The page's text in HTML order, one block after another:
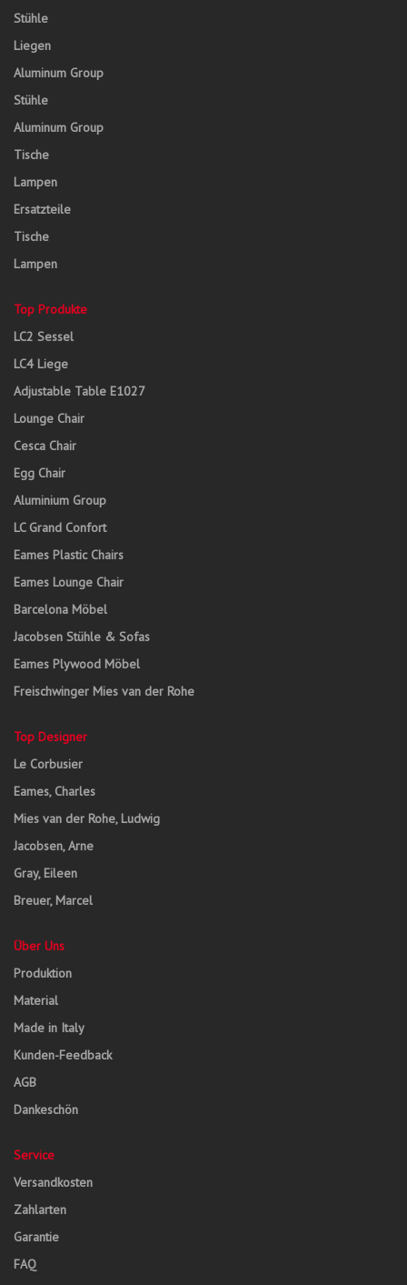
Stühle
Liegen
Aluminum Group
Stühle
Aluminum Group
Tische
Lampen
Ersatzteile
Tische
Lampen
Top Produkte
LC2 Sessel
LC4 Liege
Adjustable Table E1027
Lounge Chair
Cesca Chair
Egg Chair
Aluminium Group
LC Grand Confort
Eames Plastic Chairs
Eames Lounge Chair
Barcelona Möbel
Jacobsen Stühle & Sofas
Eames Plywood Möbel
Freischwinger Mies van der Rohe
Top Designer
Le Corbusier
Eames, Charles
Mies van der Rohe, Ludwig
Jacobsen, Arne
Gray, Eileen
Breuer, Marcel
Über Uns
Produktion
Material
Made in Italy
Kunden-Feedback
AGB
Dankeschön
Service
Versandkosten
Zahlarten
Garantie
FAQ